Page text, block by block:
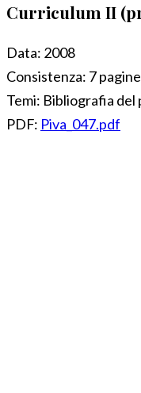
Curriculum II
Data: 2008
Consistenza: 7 pagine
Temi: Bibliografia del
PDF: Piva_047.pdf